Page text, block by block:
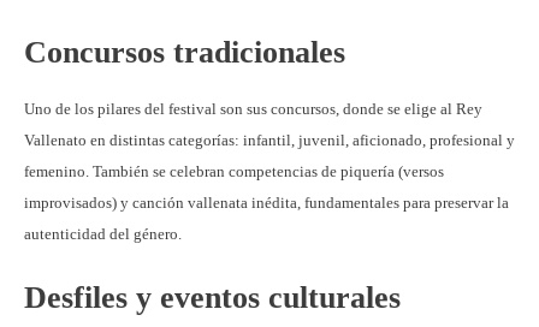
Concursos tradicionales
Uno de los pilares del festival son sus concursos, donde se elige al Rey
Vallenato en distintas categorías: infantil, juvenil, aficionado, profesional y
femenino. También se celebran competencias de piquería (versos
improvisados) y canción vallenata inédita, fundamentales para preservar la
autenticidad del género.
Desfiles y eventos culturales